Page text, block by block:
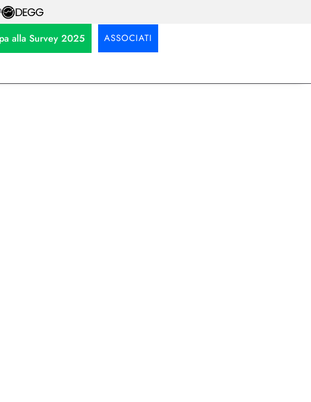
alla Survey 2025 ASSOCIATI